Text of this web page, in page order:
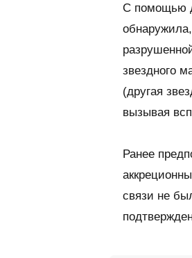
С помощью
звездного
(другая
вызывая
Ранее
связи не